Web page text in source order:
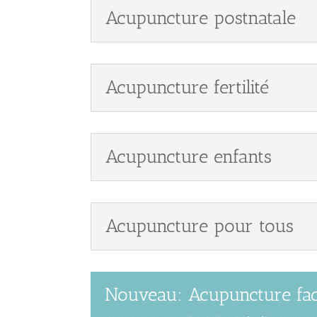
Acupuncture postnatale
Acupuncture fertilité
Acupuncture enfants
Acupuncture pour tous
Nouveau: Acupuncture